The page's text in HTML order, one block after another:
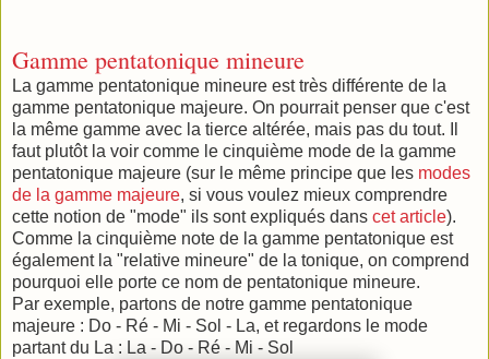
Gamme pentatonique mineure
La gamme pentatonique mineure est très différente de la
gamme pentatonique majeure. On pourrait penser que c'est
la même gamme avec la tierce altérée, mais pas du tout. Il
faut plutôt la voir comme le cinquième mode de la gamme
pentatonique majeure (sur le même principe que les modes
de la gamme majeure, si vous voulez mieux comprendre
cette notion de "mode" ils sont expliqués dans cet article).
Comme la cinquième note de la gamme pentatonique est
également la "relative mineure" de la tonique, on comprend
pourquoi elle porte ce nom de pentatonique mineure.
Par exemple, partons de notre gamme pentatonique
majeure : Do - Ré - Mi - Sol - La, et regardons le mode
partant du La : La - Do - Ré - Mi - Sol